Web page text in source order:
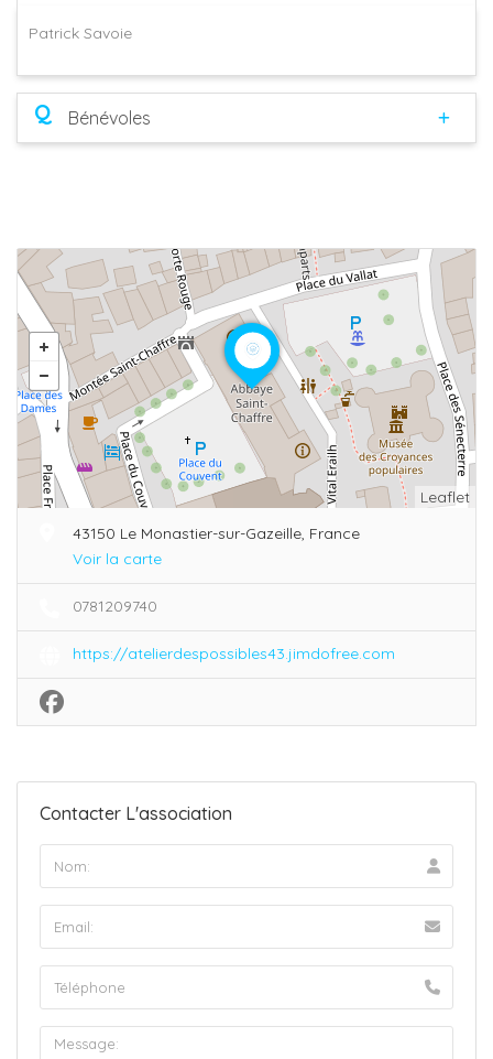
Patrick Savoie
Q Bénévoles
Leaflet
43150 Le Monastier-sur-Gazeille, France
Voir la carte
0781209740
https://atelierdespossibles43.jimdofree.com
Contacter L'association